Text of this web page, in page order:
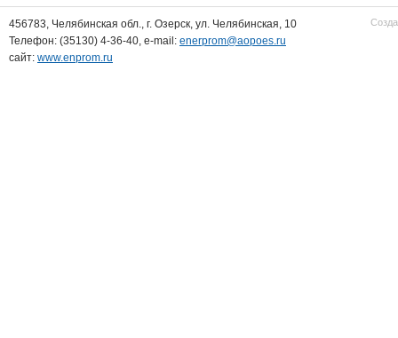
456783, Челябинская обл., г. Озерск, ул. Челябинская, 10
Телефон: (35130) 4-36-40, e-mail: enerprom@aopoes.ru
сайт: www.enprom.ru